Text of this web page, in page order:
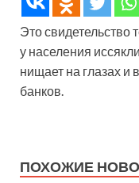
Это свидетельство
у населения
нищает на глазах и
банков.
ПОХОЖИЕ